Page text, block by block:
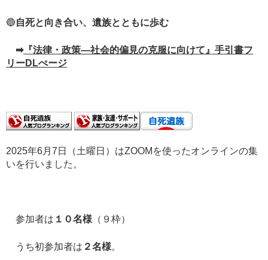
🔵自死と向き合い、遺族とともに歩む
➡『法律・政策―社会的偏見の克服に向けて』手引書フ
リーDLぺージ
2025年6月7日（土曜日）はZOOMを使ったオンラインの集
いを行いました。
参加者は １０名様 （９枠）
うち初参加者は ２名様。